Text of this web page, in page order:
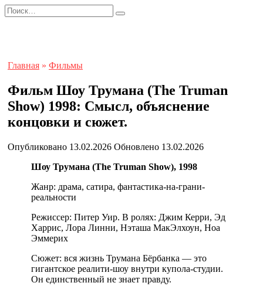
Перейти
к
Search
for:
Главная » Фильмы
Фильм Шоу Трумана (The Truman
Show) 1998: Смысл, объяснение
концовки и сюжет.
Опубликовано 13.02.2026 Обновлено 13.02.2026
Шоу Трумана (The Truman Show), 1998
Жанр: драма, сатира, фантастика-на-грани-
реальности
Режиссер: Питер Уир. В ролях: Джим Керри, Эд
Харрис, Лора Линни, Нэташа МакЭлхоун, Ноа
Эммерих
Сюжет: вся жизнь Трумана Бёрбанка — это
гигантское реалити-шоу внутри купола-студии.
Он единственный не знает правду.